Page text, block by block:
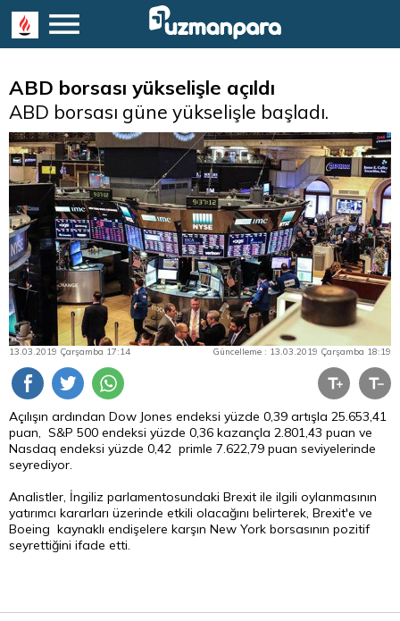
ABD borsası yükselişle açıldı
ABD borsası güne yükselişle başladı.
13.03.2019 Çarşamba 17:14 Güncelleme : 13.03.2019 Çarşamba 18:19
Açılışın ardından Dow Jones endeksi yüzde 0,39 artışla 25.653,41
puan, S&P 500 endeksi yüzde 0,36 kazançla 2.801,43 puan ve
Nasdaq endeksi yüzde 0,42 primle 7.622,79 puan seviyelerinde
seyrediyor.
Analistler, İngiliz parlamentosundaki Brexit ile ilgili oylanmasının
yatırımcı kararları üzerinde etkili olacağını belirterek, Brexit'e ve
Boeing kaynaklı endişelere karşın New York borsasının pozitif
seyrettiğini ifade etti.